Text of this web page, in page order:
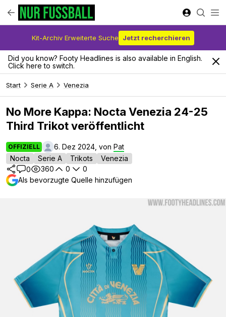
Kit-Archiv Erweiterte Suche Jetzt recherchieren
Did you know? Footy Headlines is also available in English.
Click here to switch.
Start Serie A Venezia
No More Kappa: Nocta Venezia 24-25
Third Trikot veröffentlicht
OFFIZIELL 6. Dez 2024, von Pat
Nocta
Serie A Trikots
Venezia
0
360 0
0
Als bevorzugte Quelle hinzufügen